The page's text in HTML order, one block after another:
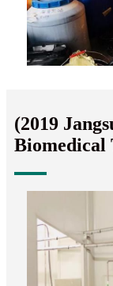
(2019
Biomedical